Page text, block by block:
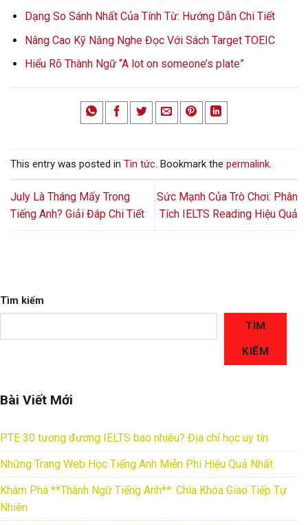
Dạng So Sánh Nhất Của Tính Từ: Hướng Dẫn Chi Tiết
Nâng Cao Kỹ Năng Nghe Đọc Với Sách Target TOEIC
Hiểu Rõ Thành Ngữ “A lot on someone’s plate”
This entry was posted in Tin tức. Bookmark the permalink.
July Là Tháng Mấy Trong
Tiếng Anh? Giải Đáp Chi Tiết
Sức Mạnh Của Trò Chơi: Phân
Tích IELTS Reading Hiệu Quả
Tìm kiếm
TÌM
KIẾM
Bài Viết Mới
PTE 30 tương đương IELTS bao nhiêu? Địa chỉ học uy tín
Những Trang Web Học Tiếng Anh Miễn Phí Hiệu Quả Nhất
Khám Phá **Thành Ngữ Tiếng Anh**: Chìa Khóa Giao Tiếp Tự
Nhiên